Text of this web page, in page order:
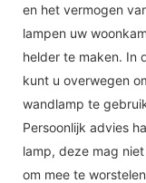
en het vermogen
lampen uw
helder te maken. In
kunt u overwegen
wandlamp te
Persoonlijk advies
lamp, deze mag
om mee te